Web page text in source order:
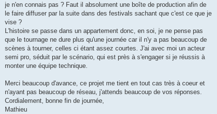
je n'en connais pas ? Faut il absolument une boîte de production afin de
le faire diffuser par la suite dans des festivals sachant que c'est ce que je
vise ?
L'histoire se passe dans un appartement donc, en soi, je ne pense pas
que le tournage ne dure plus qu'une journée car il n'y a pas beaucoup de
scènes à tourner, celles ci étant assez courtes. J'ai avec moi un acteur
semi pro, séduit par le scénario, qui est près à s'engager si je réussis à
monter une équipe technique.
Merci beaucoup d'avance, ce projet me tient en tout cas très à coeur et
n'ayant pas beaucoup de réseau, j'attends beaucoup de vos réponses.
Cordialement, bonne fin de journée,
Mathieu